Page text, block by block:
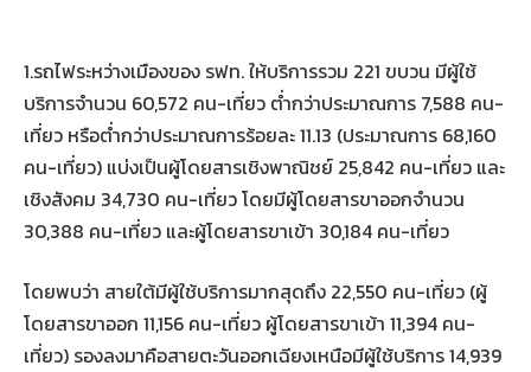
1.รถไฟระหว่างเมืองของ รฟท. ให้บริการรวม 221 ขบวน มีผู้ใช้
บริการจำนวน 60,572 คน-เที่ยว ต่ำกว่าประมาณการ 7,588 คน-
เที่ยว หรือต่ำกว่าประมาณการร้อยละ 11.13 (ประมาณการ 68,160
คน-เที่ยว) แบ่งเป็นผู้โดยสารเชิงพาณิชย์ 25,842 คน-เที่ยว และ
เชิงสังคม 34,730 คน-เที่ยว โดยมีผู้โดยสารขาออกจำนวน
30,388 คน-เที่ยว และผู้โดยสารขาเข้า 30,184 คน-เที่ยว
โดยพบว่า สายใต้มีผู้ใช้บริการมากสุดถึง 22,550 คน-เที่ยว (ผู้
โดยสารขาออก 11,156 คน-เที่ยว ผู้โดยสารขาเข้า 11,394 คน-
เที่ยว) รองลงมาคือสายตะวันออกเฉียงเหนือมีผู้ใช้บริการ 14,939